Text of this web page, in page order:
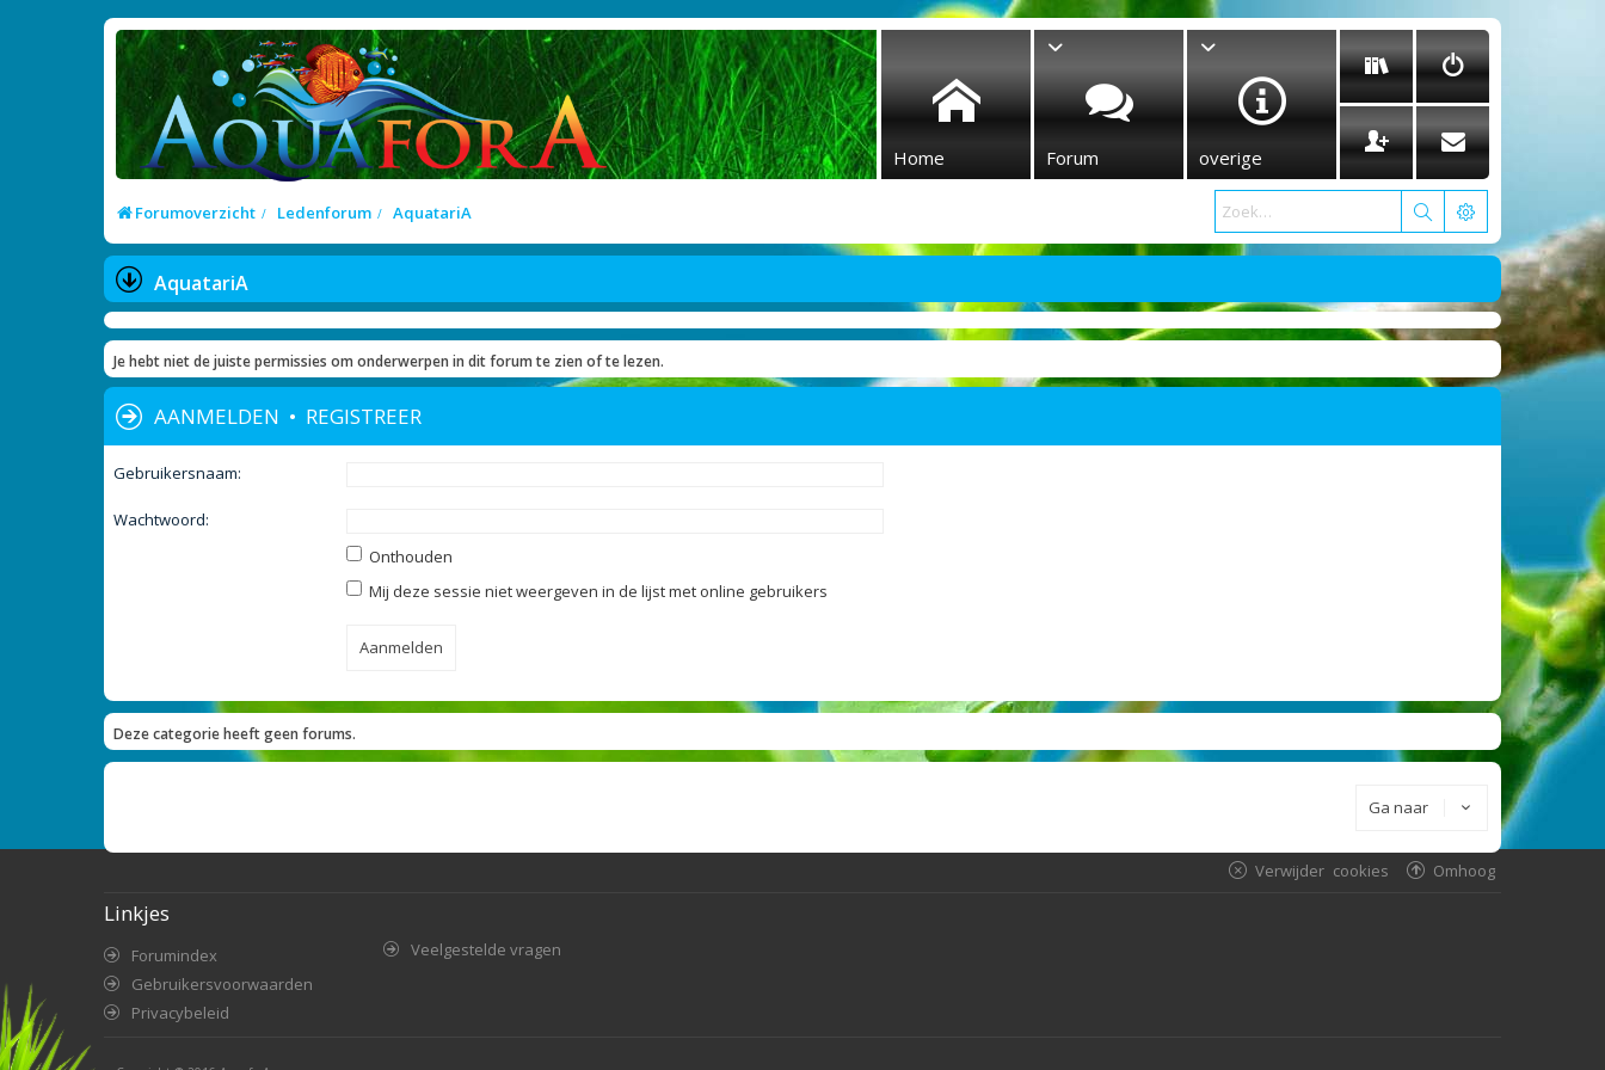
Home Forum overige
Forumoverzicht Ledenforum AquatariA
AquatariA
Je hebt niet de juiste permissies om onderwerpen in dit forum te zien of te lezen.
AANMELDEN • REGISTREER
Gebruikersnaam:
Wachtwoord:
Onthouden
Mij deze sessie niet weergeven in de lijst met online gebruikers
Deze categorie heeft geen forums.
Ga naar
Omhoog
Verwijder cookies
Linkjes
Forumindex
Gebruikersvoorwaarden
Privacybeleid
Veelgestelde vragen